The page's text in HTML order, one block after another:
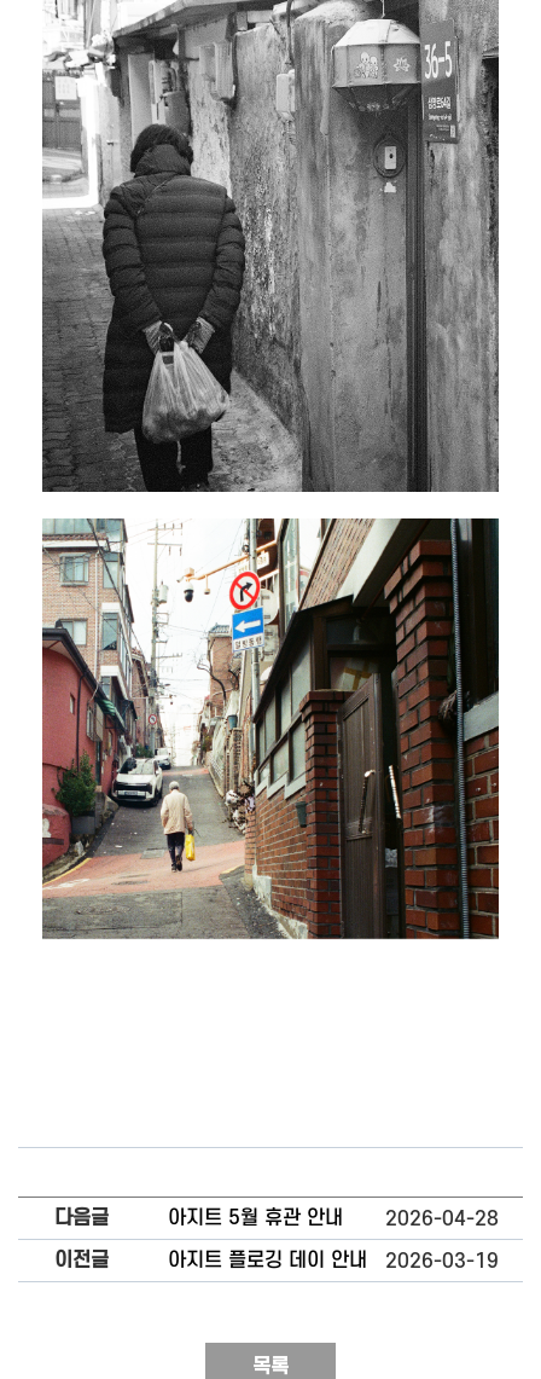
다음글 아지트 5월 휴관 안내
2026-04-28
이전글
아지트 플로깅 데이 안내 2026-03-19
목록